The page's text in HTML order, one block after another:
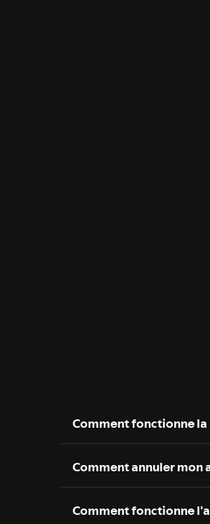
Comment fonctionne
Comment annuler mon
Comment fonctionne